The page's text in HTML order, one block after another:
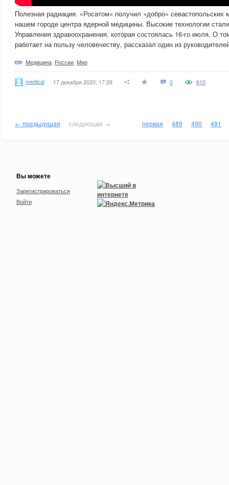
Полезная радиация. «Росатом» получил «добро» севастопольских
нашем городе центра ядерной медицины. Высокие технологии
Управления здравоохранения, которая состоялась 16-го июля. О
работает на пользу человечеству, рассказал один из
Медицина России Мир
medical 17 декабря 2020, 17:26 0 610
← предыдущая следующая → первая 489 490 491
Вы можете
Зарегистрироваться
Войти